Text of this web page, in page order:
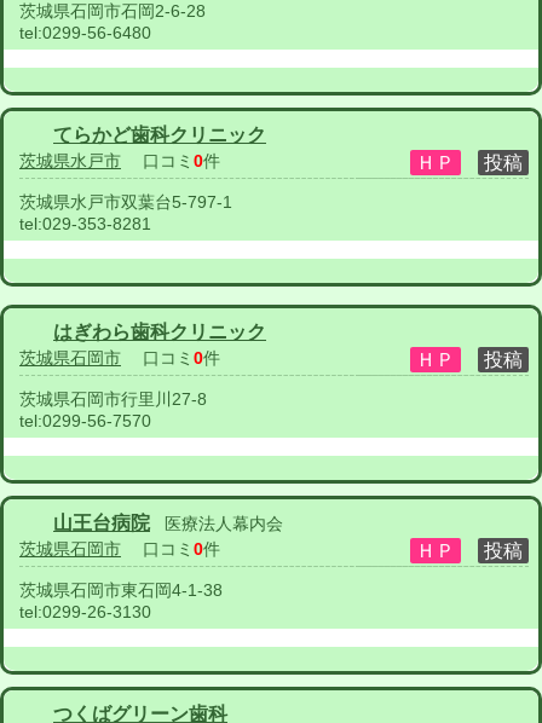
茨城県石岡市石岡2-6-28
tel:0299-56-6480
てらかど歯科クリニック
茨城県水戸市 口コミ 0件
茨城県水戸市双葉台5-797-1
tel:029-353-8281
はぎわら歯科クリニック
茨城県石岡市 口コミ 0件
茨城県石岡市行里川27-8
tel:0299-56-7570
山王台病院
医療法人幕内会
茨城県石岡市 口コミ 0件
茨城県石岡市東石岡4-1-38
tel:0299-26-3130
つくばグリーン歯科